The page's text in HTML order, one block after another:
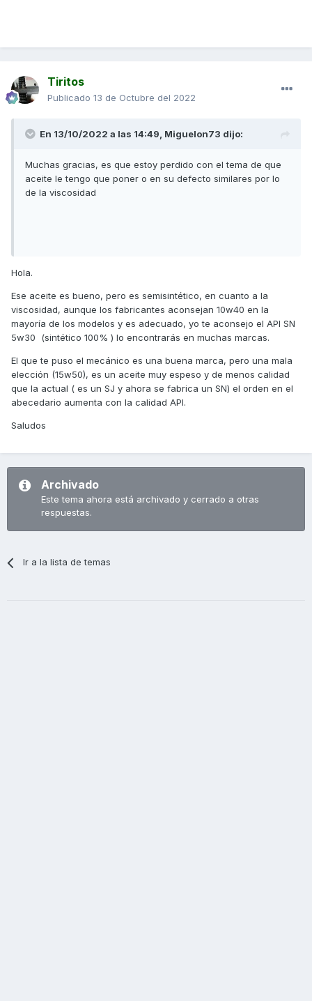
Tiritos
Publicado 13 de Octubre del 2022
En 13/10/2022 a las 14:49, Miguelon73 dijo:
Muchas gracias, es que estoy perdido con el tema de que
aceite le tengo que poner o en su defecto similares por lo
de la viscosidad
Hola.
Ese aceite es bueno, pero es semisintético, en cuanto a la
viscosidad, aunque los fabricantes aconsejan 10w40 en la
mayoría de los modelos y es adecuado, yo te aconsejo el API SN
5w30 (sintético 100% ) lo encontrarás en muchas marcas.
El que te puso el mecánico es una buena marca, pero una mala
elección (15w50), es un aceite muy espeso y de menos calidad
que la actual ( es un SJ y ahora se fabrica un SN) el orden en el
abecedario aumenta con la calidad API.
Saludos
Archivado
Este tema ahora está archivado y cerrado a otras
respuestas.
Ir a la lista de temas